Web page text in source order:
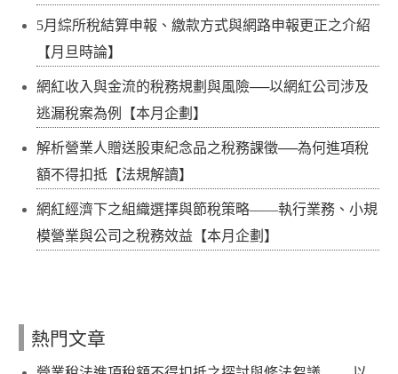
5月綜所稅結算申報、繳款方式與網路申報更正之介紹
【月旦時論】
網紅收入與金流的稅務規劃與風險──以網紅公司涉及
逃漏稅案為例【本月企劃】
解析營業人贈送股東紀念品之稅務課徵──為何進項稅
額不得扣抵【法規解讀】
網紅經濟下之組織選擇與節稅策略——執行業務、小規
模營業與公司之稅務效益【本月企劃】
熱門文章